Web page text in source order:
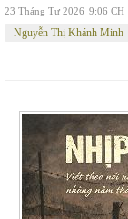
23 Tháng Tư 2026 9:06 CH
Nguyễn Thị Khánh Minh